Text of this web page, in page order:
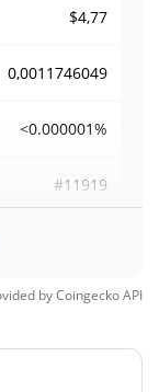
$4,77
0,0011746049
<0.000001%
#11919
BULL
BULL
byCoingeckoAPI